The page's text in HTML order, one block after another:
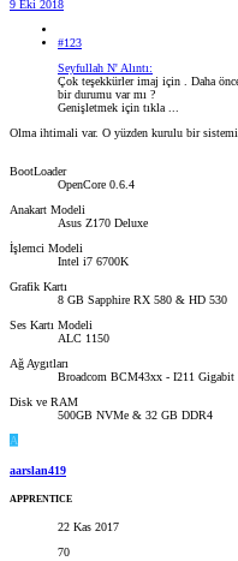
9 Eki 2018
#123
Seyfullah N' Alıntı:
Çok teşekkürler imaj için . Daha
bir durumu var mı ?
Genişletmek için tıkla ...
Olma ihtimali var. O yüzden kurulu bir
BootLoader
OpenCore 0.6.4
Anakart Modeli
Asus Z170 Deluxe
İşlemci Modeli
Intel i7 6700K
Grafik Kartı
8 GB Sapphire RX 580 & HD 530
Ses Kartı Modeli
ALC 1150
Ağ Aygıtları
Broadcom BCM43xx - I211 Gigabit
Disk ve RAM
500GB NVMe & 32 GB DDR4
A
aarslan419
APPRENTICE
22 Kas 2017
70